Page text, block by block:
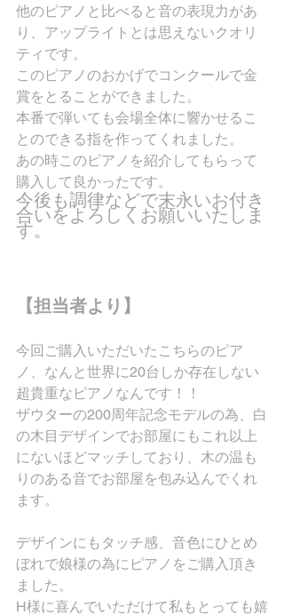
他のピアノと比べると音の表現力があ
り、アップライトとは思えないクオリ
ティです。
このピアノのおかげでコンクールで金
賞をとることができました。
本番で弾いても会場全体に響かせるこ
とのできる指を作ってくれました。
あの時このピアノを紹介してもらって
購入して良かったです。
今後も調律などで末永いお付き
合いをよろしくお願いいたしま
す。
【担当者より】
今回ご購入いただいたこちらのピア
ノ、なんと世界に20台しか存在しない
超貴重なピアノなんです！！
ザウターの200周年記念モデルの為、白
の木目デザインでお部屋にもこれ以上
にないほどマッチしており、木の温も
りのある音でお部屋を包み込んでくれ
ます。
デザインにもタッチ感、音色にひとめ
ぼれで娘様の為にピアノをご購入頂き
ました。
H様に喜んでいただけて私もとっても嬉